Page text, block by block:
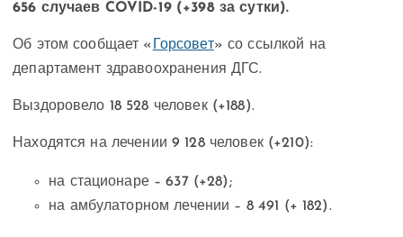
656 случаев COVID-19 (+398 за сутки).
Об этом сообщает « Горсовет» со ссылкой на
департамент здравоохранения ДГС.
Выздоровело 18 528 человек (+188).
Находятся на лечении 9 128 человек (+210):
на стационаре – 637 (+28);
на амбулаторном лечении – 8 491 (+ 182).